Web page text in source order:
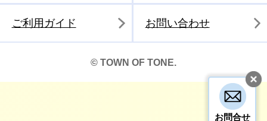
お問合せ
ご利用ガイド お問い合わせ
© TOWN OF TONE.